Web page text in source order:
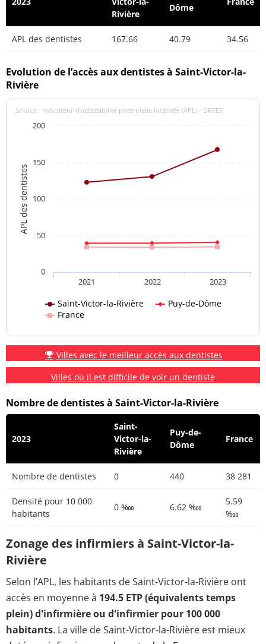
Rivière
Dôme
APL des dentistes 167.66 40.79 34.56
Evolution de l’accès aux dentistes à Saint-Victor-la-
Rivière
APL des dentistes
Source : indicateur d’accessibilité potentielle localisée (APL) - DREES
Saint-Victor-la-Rivière
Puy-de-Dôme
France
2021 2022 2023
0
50
100
150
200
Villes avec le meilleur accès aux dentistes
Villes où il est difficile de voir un dentiste
Nombre de dentistes à Saint-Victor-la-Rivière
2023
Saint-
Victor-la-
Rivière
Puy-de-
Dôme
France
Nombre de dentistes 0 440 38 281
Densité pour 10 000
habitants
0 ‱ 6.62 ‱
5.59
‱
Zonage des infirmiers à Saint-Victor-la-
Rivière
Selon l’APL, les habitants de Saint-Victor-la-Rivière ont
accès en moyenne à 194.5 ETP (équivalents temps
plein) d'infirmière ou d'infirmier pour 100 000
habitants. La ville de Saint-Victor-la-Rivière est mieux